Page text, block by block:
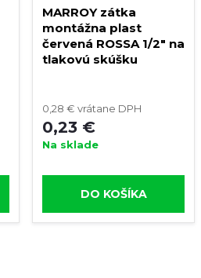
MARROY zátka
montážna plast
červená ROSSA 1/2" na
tlakovú skúšku
0,28 € vrátane DPH
0,23 €
Na sklade
DO KOŠÍKA